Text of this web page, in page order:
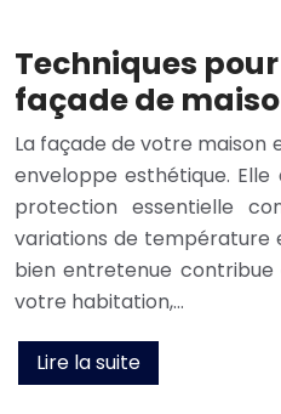
Techniques
façade de
La façade de votre maison
enveloppe esthétique.
protection essentielle
variations de température
bien entretenue contribue
votre habitation,…
Lire la suite